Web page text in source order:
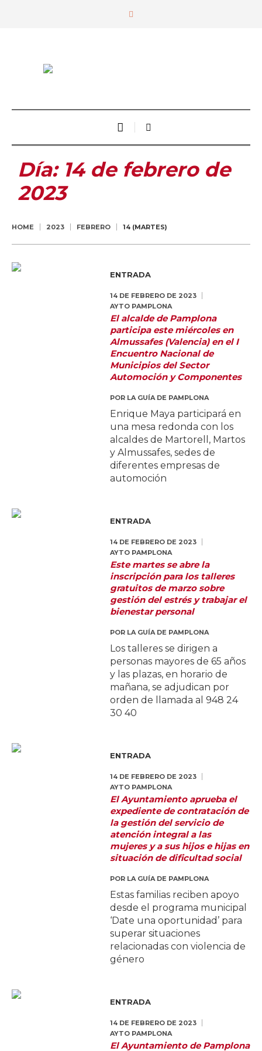
Día: 14 de febrero de
2023
HOME 2023 FEBRERO 14 (MARTES)
ENTRADA
14 DE FEBRERO DE 2023
AYTO PAMPLONA
El alcalde de Pamplona
participa este miércoles en
Almussafes (Valencia) en el I
Encuentro Nacional de
Municipios del Sector
Automoción y Componentes
POR LA GUÍA DE PAMPLONA
Enrique Maya participará en
una mesa redonda con los
alcaldes de Martorell, Martos
y Almussafes, sedes de
diferentes empresas de
automoción
ENTRADA
14 DE FEBRERO DE 2023
AYTO PAMPLONA
Este martes se abre la
inscripción para los talleres
gratuitos de marzo sobre
gestión del estrés y trabajar el
bienestar personal
POR LA GUÍA DE PAMPLONA
Los talleres se dirigen a
personas mayores de 65 años
y las plazas, en horario de
mañana, se adjudican por
orden de llamada al 948 24
30 40
ENTRADA
14 DE FEBRERO DE 2023
AYTO PAMPLONA
El Ayuntamiento aprueba el
expediente de contratación de
la gestión del servicio de
atención integral a las
mujeres y a sus hijos e hijas en
situación de dificultad social
POR LA GUÍA DE PAMPLONA
Estas familias reciben apoyo
desde el programa municipal
‘Date una oportunidad’ para
superar situaciones
relacionadas con violencia de
género
ENTRADA
14 DE FEBRERO DE 2023
AYTO PAMPLONA
El Ayuntamiento de Pamplona